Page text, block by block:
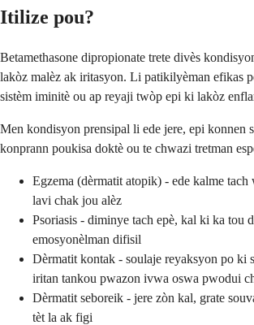
Itilize pou?
Betamethasone dipropionate trete divès
lakòz malèz ak iritasyon. Li patikilyèman efikas
sistèm iminitè ou ap reyaji twòp epi ki lakòz
Men kondisyon prensipal li ede jere, epi konnen
konprann poukisa doktè ou te chwazi tretman
Egzema (dèrmatit atopik) - ede kalme
lavi chak jou alèz
Psoriasis - diminye tach epè, kal ki ka tou
emosyonèlman difisil
Dèrmatit kontak - soulaje reyaksyon po ki
iritan tankou pwazon ivwa oswa pwodui
Dèrmatit seboreik - jere zòn kal, grate
tèt la ak figi